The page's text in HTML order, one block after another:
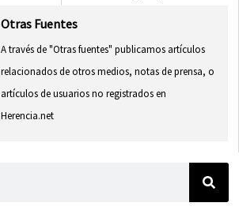
Otras Fuentes
A través de "Otras fuentes" publicamos artículos
relacionados de otros medios, notas de prensa, o
artículos de usuarios no registrados en
Herencia.net